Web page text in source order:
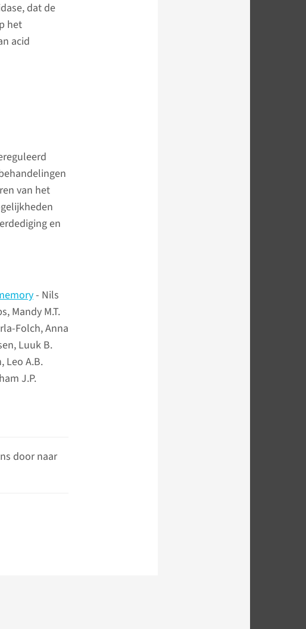
dat de
het
acid
van het
en
- Nils
Mandy M.T.
Folch, Anna
Luuk B.
Leo A.B.
J.P.
door naar